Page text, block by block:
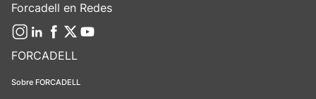
FORCADELL
Sobre FORCADELL
Forcadell en Redes